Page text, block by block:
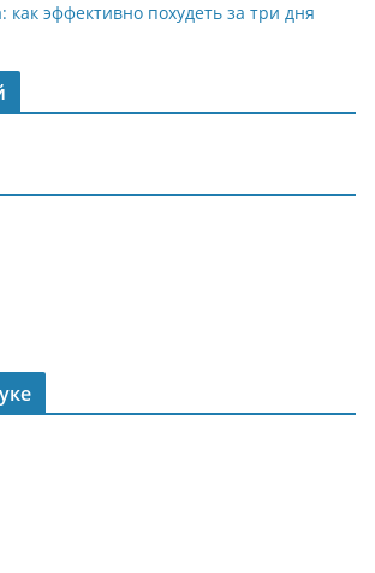
как эффективно похудеть за три дня